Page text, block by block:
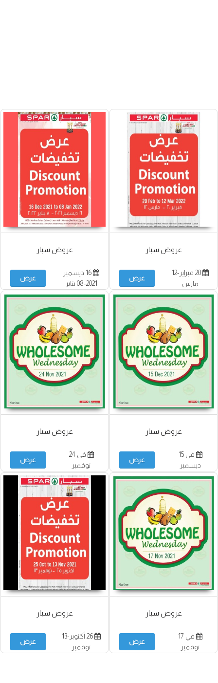
عروض سبار
20 فبراير-12
مارس
عرض
عروض سبار
16 ديسمبر
2021-08 يناير
2022
عرض
عروض سبار
في 15
ديسمبر
عرض
عروض سبار
في 24
نوفمبر
عرض
عروض سبار
في 17
نوفمبر
عرض
عروض سبار
26 أكتوبر-13
نوفمبر
عرض